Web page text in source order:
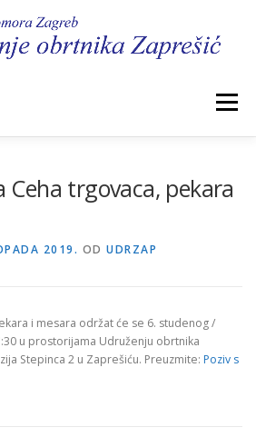
Izbornik
Ceha trgovaca, pekara
2019. OD UDRZAP
i mesara održat će se 6. studenog /
u prostorijama Udruženju obrtnika
Stepinca 2 u Zaprešiću. Preuzmite: Poziv s